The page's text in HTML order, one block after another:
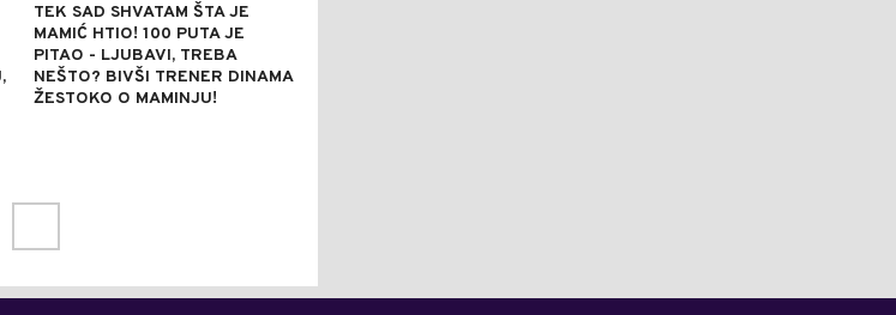
TEK SAD SHVATAM ŠTA JE
MAMIĆ HTIO! 100 PUTA JE
PITAO - LJUBAVI, TREBA
NEŠTO? BIVŠI TRENER DINAMA
ŽESTOKO O MAMINJU!